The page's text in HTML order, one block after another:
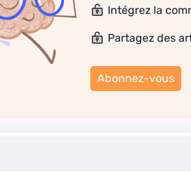
Intégrez la
Partagez des
Abonnez-vous